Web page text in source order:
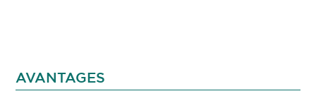
AVANTAGES